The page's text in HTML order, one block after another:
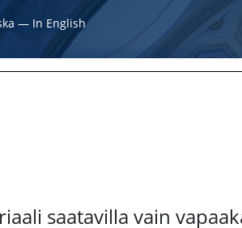
― In English
saatavilla vain